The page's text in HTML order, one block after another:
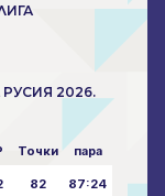
2026.
Точки пара
82 87:24